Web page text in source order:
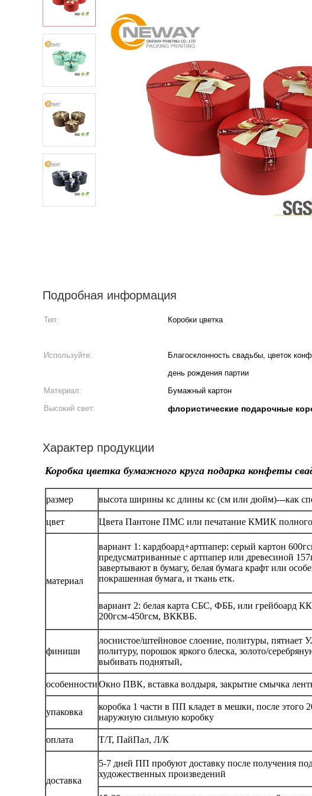
Подробная информация
Тип: Коробки цветка
Используйте:
Благосклонность свадьбы, цветок
день рождения партии
Материал:
Бумажный картон
Высокий свет:
флористические подарочные
Характер продукции
Коробка цветка бумажного круга подарка конфеты
размер высота ширины кс длины кс (см или дюйм)---как
цвет Цвета Пантоне ПМС или печатание КМИК полного
материал
вариант 1: кардбоард+артпапер: серый картон
предусматриванные с артпапер или древесиной
завертывают в бумагу, белая бумага крафт или
покрашенная бумага, и ткань етк.
вариант 2: белая карта СБС, ФББ, или грейбоард
200гсм-450гсм, ВККВБ.
финиши
лоснистое/штейновое слоение, политуры,
политуру, порошок яркого блеска, золото/
выбивать поднятый,
особенностиОкно ПВК, вставка волдыря, закрытие смычка
упаковка
коробка 1 части в ПП кладет в мешки, после
наружную сильную коробку
оплата Т/Т, ПайПал, Л/К
доставка
5-7 дней ПП пробуют доставку после получения
художественных произведений